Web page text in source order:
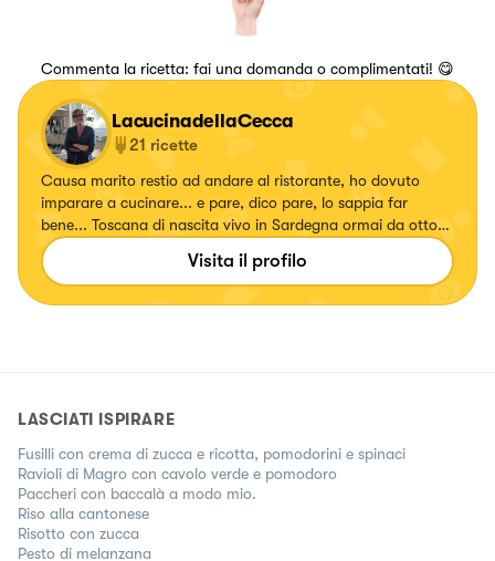
Commenta la ricetta: fai una domanda o complimentati! 😋
LacucinadellaCecca
21 ricette
Causa marito restio ad andare al ristorante, ho dovuto
imparare a cucinare... e pare, dico pare, lo sappia far
bene... Toscana di nascita vivo in Sardegna ormai da otto
anni. Mi piace la pasta, il pesce ed un po meno la carne ...
alle torte, preferisco di gran lunga un buon cioccolatino
Visita il profilo
LASCIATI ISPIRARE
Fusilli con crema di zucca e ricotta, pomodorini e spinaci
Ravioli di Magro con cavolo verde e pomodoro
Paccheri con baccalà a modo mio.
Riso alla cantonese
Risotto con zucca
Pesto di melanzana